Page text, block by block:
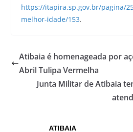
https://itapira.sp.gov.br/pagina/
melhor-idade/153.
Atibaia é homenageada por
Abril Tulipa Vermelha
Junta Militar de Atibaia